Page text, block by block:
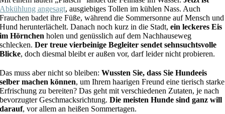
Abkühlung angesagt, ausgiebiges Tollen im kühlen Nass. Auch
Frauchen badet ihre Füße, während die Sommersonne auf Mensch und
Hund herunterlächelt. Danach noch kurz in die Stadt,ein leckeres Eis
im Hörnchen holen und genüsslich auf dem Nachhauseweg
schlecken.Der treue vierbeinige Begleiter sendet sehnsuchtsvolle
Blicke, doch diesmal bleibt er außen vor, darf leider nicht probieren.
Das muss aber nicht so bleiben:Wussten Sie, dass Sie Hundeeis
selber machen können, um Ihrem haarigen Freund eine tierisch starke
Erfrischung zu bereiten? Das geht mit verschiedenen Zutaten, je nach
bevorzugter Geschmacksrichtung.Die meisten Hunde sind ganz will
darauf, vor allem an heißen Sommertagen.